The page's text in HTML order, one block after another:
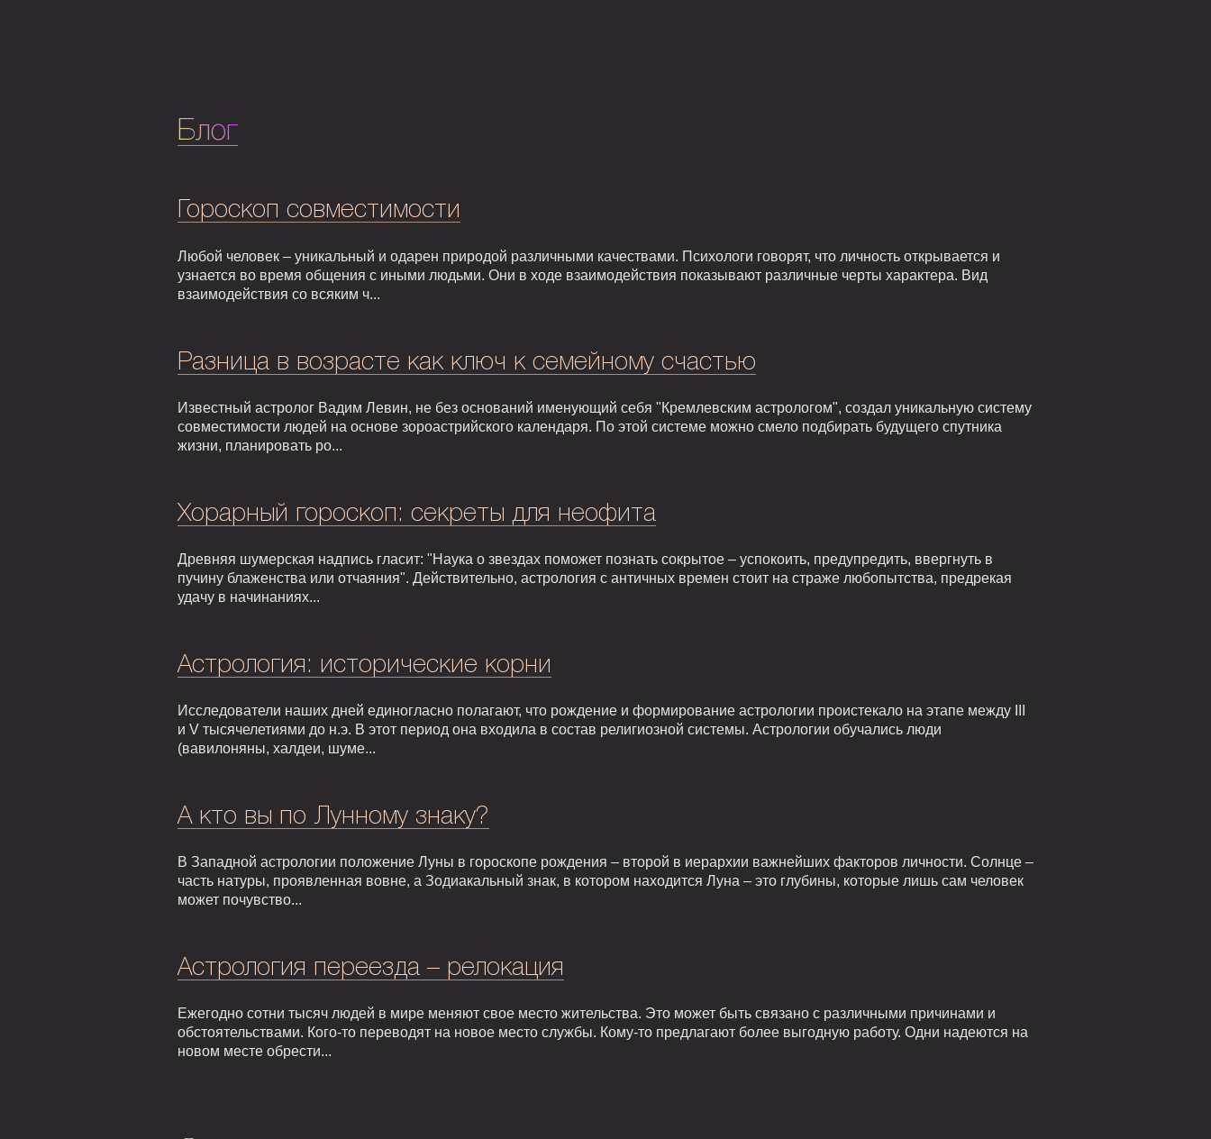
Блог
Гороскоп совместимости
Любой человек – уникальный и одарен природой различными качествами. Психологи говорят, что личность открывается и
узнается во время общения с иными людьми. Они в ходе взаимодействия показывают различные черты характера. Вид
взаимодействия со всяким ч...
Разница в возрасте как ключ к семейному счастью
Известный астролог Вадим Левин, не без оснований именующий себя "Кремлевским астрологом", создал уникальную систему
совместимости людей на основе зороастрийского календаря. По этой системе можно смело подбирать будущего спутника
жизни, планировать ро...
Хорарный гороскоп: секреты для неофита
Древняя шумерская надпись гласит: "Наука о звездах поможет познать сокрытое – успокоить, предупредить, ввергнуть в
пучину блаженства или отчаяния". Действительно, астрология с античных времен стоит на страже любопытства, предрекая
удачу в начинаниях...
Астрология: исторические корни
Исследователи наших дней единогласно полагают, что рождение и формирование астрологии проистекало на этапе между III
и V тысячелетиями до н.э. В этот период она входила в состав религиозной системы. Астрологии обучались люди
(вавилоняны, халдеи, шуме...
А кто вы по Лунному знаку?
В Западной астрологии положение Луны в гороскопе рождения – второй в иерархии важнейших факторов личности. Солнце –
часть натуры, проявленная вовне, а Зодиакальный знак, в котором находится Луна – это глубины, которые лишь сам человек
может почувство...
Астрология переезда – релокация
Ежегодно сотни тысяч людей в мире меняют свое место жительства. Это может быть связано с различными причинами и
обстоятельствами. Кого-то переводят на новое место службы. Кому-то предлагают более выгодную работу. Одни надеются на
новом месте обрести...